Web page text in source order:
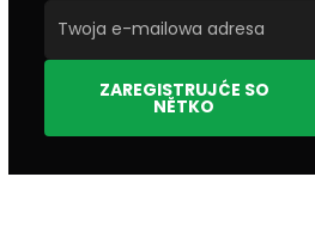
ZAREGISTRUJĆE SO
NĚTKO